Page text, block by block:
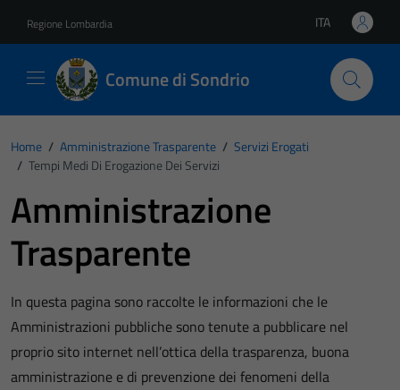
Regione Lombardia Lingua attiva:
ITA
Comune di Sondrio
Home / Amministrazione Trasparente / Servizi Erogati
/ Tempi Medi Di Erogazione Dei Servizi
Amministrazione
Trasparente
In questa pagina sono raccolte le informazioni che le
Amministrazioni pubbliche sono tenute a pubblicare nel
proprio sito internet nell’ottica della trasparenza, buona
amministrazione e di prevenzione dei fenomeni della